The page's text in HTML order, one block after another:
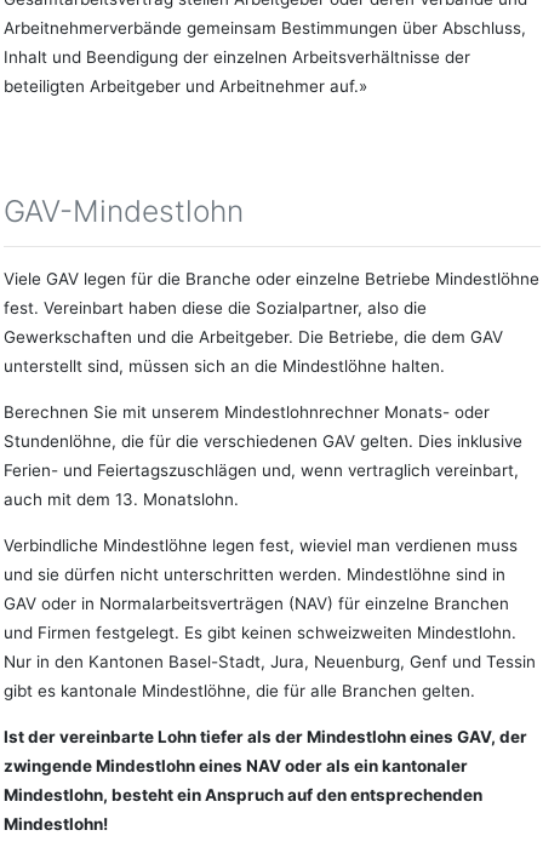
Arbeitnehmerverbände gemeinsam Bestimmungen über Abschluss,
Inhalt und Beendigung der einzelnen Arbeitsverhältnisse der
beteiligten Arbeitgeber und Arbeitnehmer auf.»
GAV-Mindestlohn
Viele GAV legen für die Branche oder einzelne Betriebe Mindestlöhne
fest. Vereinbart haben diese die Sozialpartner, also die
Gewerkschaften und die Arbeitgeber. Die Betriebe, die dem GAV
unterstellt sind, müssen sich an die Mindestlöhne halten.
Berechnen Sie mit unserem Mindestlohnrechner Monats- oder
Stundenlöhne, die für die verschiedenen GAV gelten. Dies inklusive
Ferien- und Feiertagszuschlägen und, wenn vertraglich vereinbart,
auch mit dem 13. Monatslohn.
Verbindliche Mindestlöhne legen fest, wieviel man verdienen muss
und sie dürfen nicht unterschritten werden. Mindestlöhne sind in
GAV oder in Normalarbeitsverträgen (NAV) für einzelne Branchen
und Firmen festgelegt. Es gibt keinen schweizweiten Mindestlohn.
Nur in den Kantonen Basel-Stadt, Jura, Neuenburg, Genf und Tessin
gibt es kantonale Mindestlöhne, die für alle Branchen gelten.
Ist der vereinbarte Lohn tiefer als der Mindestlohn eines GAV, der
zwingende Mindestlohn eines NAV oder als ein kantonaler
Mindestlohn, besteht ein Anspruch auf den entsprechenden
Mindestlohn!